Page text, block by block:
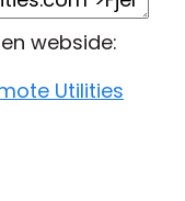
webside:
Utilities